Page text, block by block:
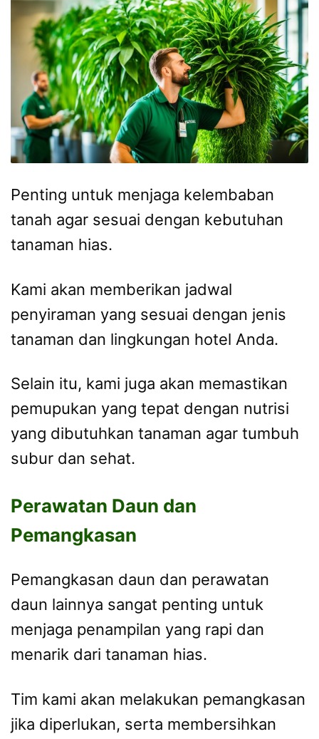
Penting untuk menjaga kelembaban
tanah agar sesuai dengan kebutuhan
tanaman hias.
Kami akan memberikan jadwal
penyiraman yang sesuai dengan jenis
tanaman dan lingkungan hotel Anda.
Selain itu, kami juga akan memastikan
pemupukan yang tepat dengan nutrisi
yang dibutuhkan tanaman agar tumbuh
subur dan sehat.
Perawatan Daun dan
Pemangkasan
Pemangkasan daun dan perawatan
daun lainnya sangat penting untuk
menjaga penampilan yang rapi dan
menarik dari tanaman hias.
Tim kami akan melakukan pemangkasan
jika diperlukan, serta membersihkan